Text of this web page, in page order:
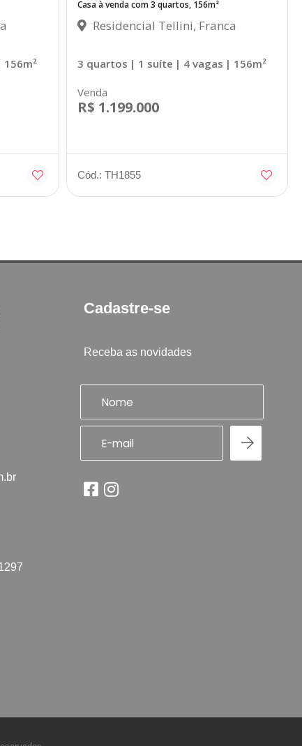
156m²
Casa à venda com 3 quartos, 156m²
Residencial Tellini, Franca
3 quartos | 1 suíte | 4 vagas | 156m²
Venda
R$ 1.199.000
Cód.: TH1855
Cadastre-se
Receba as novidades